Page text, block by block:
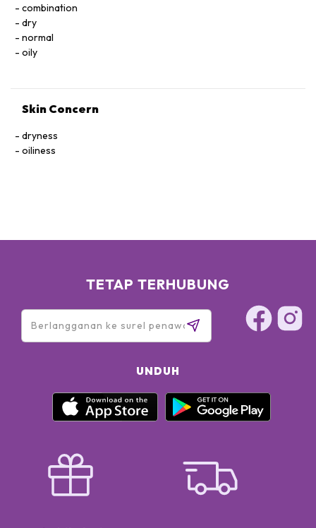
Potassium Sorbate
combination
dry
normal
oily
Skin Concern
dryness
oiliness
TETAP TERHUBUNG
UNDUH